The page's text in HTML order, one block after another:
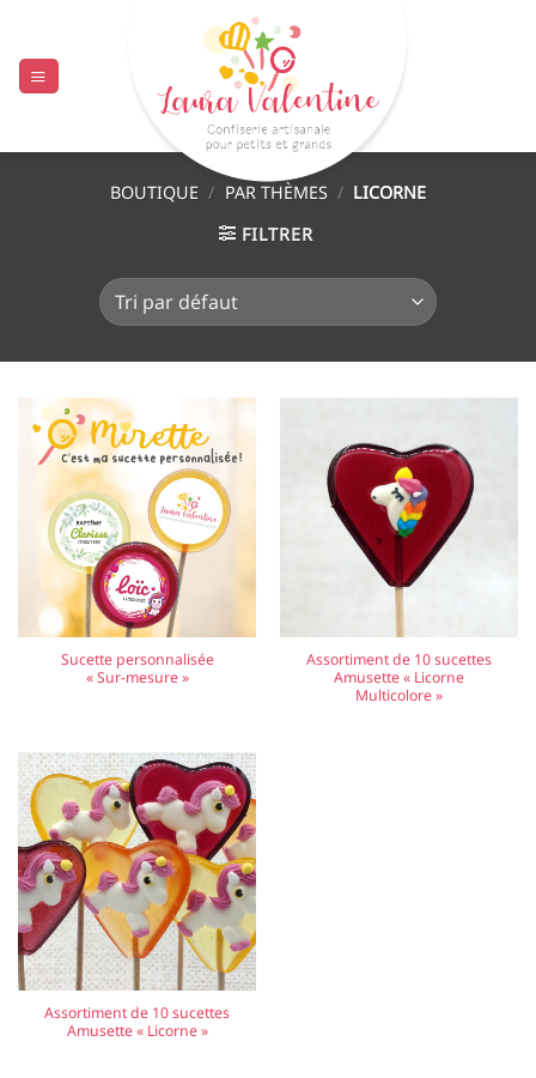
contenu
BOUTIQUE / PAR THÈMES / LICORNE
FILTRER
Sucette personnalisée
« Sur-mesure »
Assortiment de 10 sucettes
Amusette « Licorne
Multicolore »
Assortiment de 10 sucettes
Amusette « Licorne »